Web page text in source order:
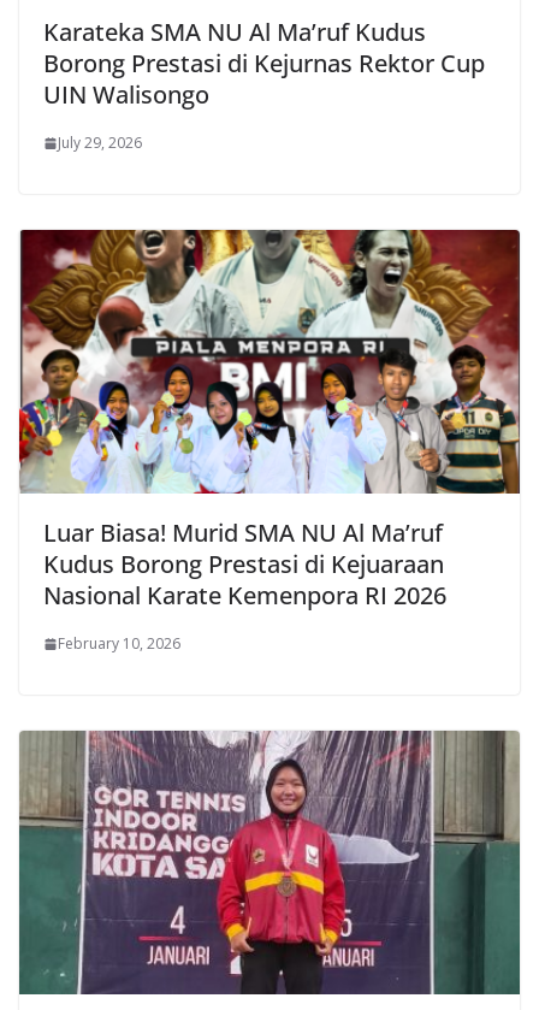
Karateka SMA NU Al Ma’ruf Kudus
Borong Prestasi di Kejurnas Rektor Cup
UIN Walisongo
July 29, 2026
Luar Biasa! Murid SMA NU Al Ma’ruf
Kudus Borong Prestasi di Kejuaraan
Nasional Karate Kemenpora RI 2026
February 10, 2026